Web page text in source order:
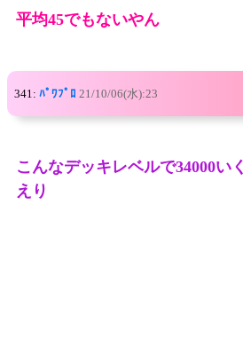
平均45でもないやん
341: ﾊﾟﾜﾌﾟﾛ 21/10/06(水):23
こんなデッキレベルで34000い
えり